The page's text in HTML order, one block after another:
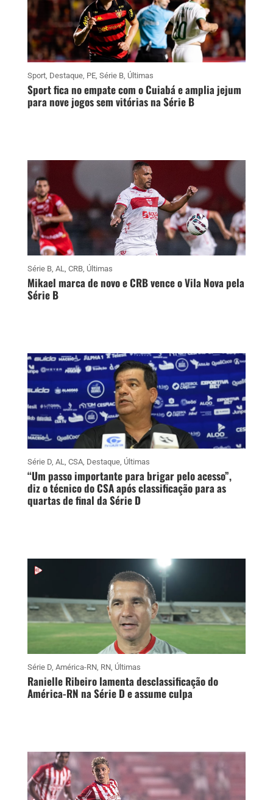
Sport, Destaque, PE, Série B, Últimas
Sport fica no empate com o Cuiabá e amplia jejum
para nove jogos sem vitórias na Série B
Série B, AL CRB, Últimas
Mikael marca de novo e CRB vence o Vila Nova pela
Série B
Série D, AL CSA, Destaque, Últimas
“Um passo importante para brigar pelo acesso”,
diz o técnico do CSA após classificação para as
quartas de final da Série D
Série D, América-RN, RN, Últimas
Ranielle Ribeiro lamenta desclassificação do
América-RN na Série D e assume culpa